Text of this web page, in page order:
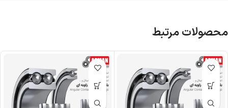
محصولات مرتبط